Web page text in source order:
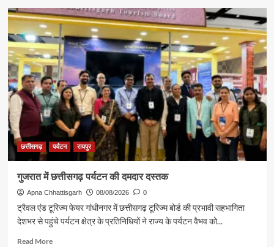
छत्तीसगढ़ पर्यटन रायपुर
गुजरात में छत्तीसगढ़ पर्यटन की दमदार दस्तक
Apna Chhattisgarh 08/08/2026 0
ट्रैवल एंड टूरिज्म फेयर गांधीनगर में छत्तीसगढ़ टूरिज्म बोर्ड की प्रभावी सहभागिता
देशभर से पहुंचे पर्यटन क्षेत्र के प्रतिनिधियों ने राज्य के पर्यटन वैभव को...
Read MoreRead